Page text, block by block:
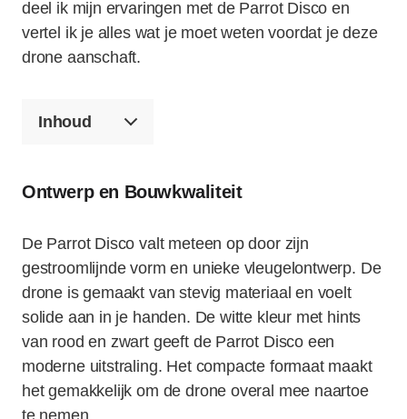
deel ik mijn ervaringen met de Parrot Disco en
vertel ik je alles wat je moet weten voordat je deze
drone aanschaft.
Inhoud
Ontwerp en Bouwkwaliteit
De Parrot Disco valt meteen op door zijn
gestroomlijnde vorm en unieke vleugelontwerp. De
drone is gemaakt van stevig materiaal en voelt
solide aan in je handen. De witte kleur met hints
van rood en zwart geeft de Parrot Disco een
moderne uitstraling. Het compacte formaat maakt
het gemakkelijk om de drone overal mee naartoe
te nemen.